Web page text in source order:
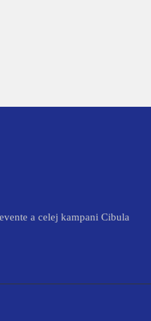
a celej kampani Cibula